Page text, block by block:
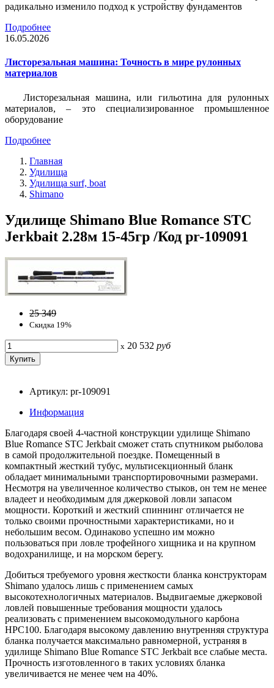
радикально изменило подход к устройству фундаментов
Подробнее
16.05.2026
Листорезальная машина: Точность в мире рулонных
материалов
Листорезальная машина, или гильотина для рулонных
материалов, – это специализированное промышленное
оборудование
Подробнее
Главная
Удилища
Удилища surf, boat
Shimano
Удилище Shimano Blue Romance STC
Jerkbait 2.28м 15-45гр /Код pr-109091
25 349
Скидка 19%
x 20 532 руб
Артикул: pr-109091
Информация
Благодаря своей 4-частной конструкции удилище Shimano
Blue Romance STC Jerkbait сможет стать спутником рыболова
в самой продолжительной поездке. Помещенный в
компактный жесткий тубус, мультисекционный бланк
обладает минимальными транспортировочными размерами.
Несмотря на увеличенное количество стыков, он тем не менее
владеет и необходимым для джерковой ловли запасом
мощности. Короткий и жесткий спиннинг отличается не
только своими прочностными характеристиками, но и
небольшим весом. Одинаково успешно им можно
пользоваться при ловле трофейного хищника и на крупном
водохранилище, и на морском берегу.
Добиться требуемого уровня жесткости бланка конструкторам
Shimano удалось лишь с применением самых
высокотехнологичных материалов. Выдвигаемые джерковой
ловлей повышенные требования мощности удалось
реализовать с применением высокомодульного карбона
HPC100. Благодаря высокому давлению внутренняя структура
бланка получается максимально равномерной, устраняя в
удилище Shimano Blue Romance STC Jerkbait все слабые места.
Прочность изготовленного в таких условиях бланка
увеличивается не менее чем на 40%.